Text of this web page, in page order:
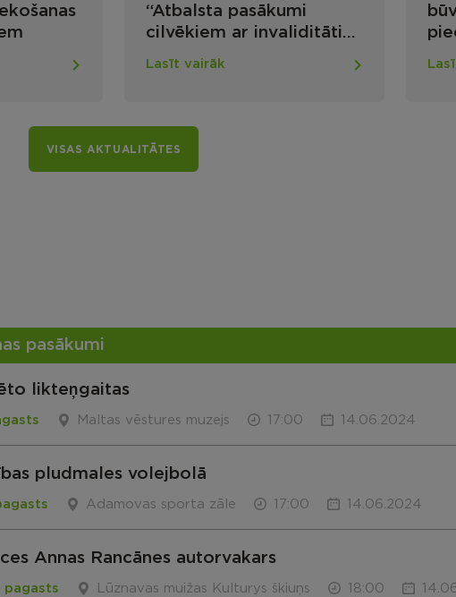
“Atbalsta pasākumi
cilvēkiem ar invaliditāti
mājokļu un publiskās
novadā”
Lasīt vairāk
VISAS AKTUALITĀTES
pasākumi
likteņgaitas
Maltas vēstures muzejs 17:00 14.06.2024
pludmales volejbolā
Adamovas sporta zāle 17:00 14.06.2024
Annas Rancānes autorvakars
pagasts Lūznavas muižas Kulturys škiuņs 18:00